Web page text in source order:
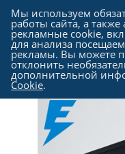
Каталог -
Мы используем
работы сайта, а
рекламные cookie,
для анализа
рекламы. Вы можете
отклонить
дополнительной
Cookie.